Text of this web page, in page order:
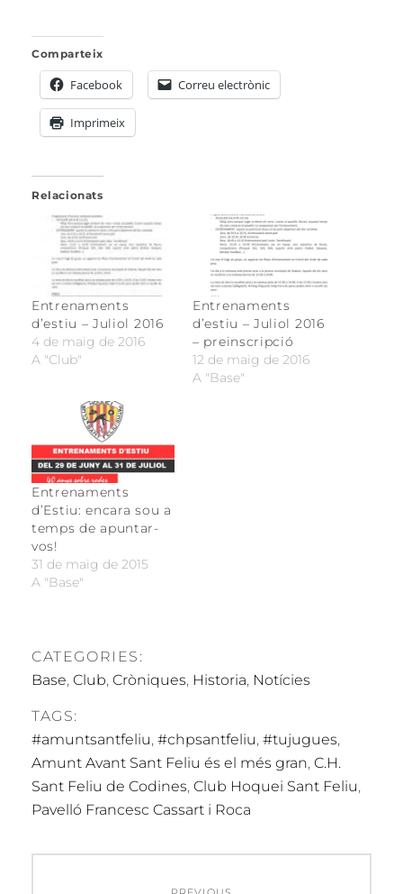
Comparteix
Facebook Correu electrònic
Imprimeix
Relacionats
Entrenaments
d’estiu – Juliol 2016
4 de maig de 2016
A "Club"
Entrenaments
d’estiu – Juliol 2016
– preinscripció
12 de maig de 2016
A "Base"
Entrenaments
d’Estiu: encara sou a
temps de apuntar-
vos!
31 de maig de 2015
A "Base"
CATEGORIES:
Base, Club, Cròniques, Historia, Notícies
TAGS:
#amuntsantfeliu, #chpsantfeliu, #tujugues,
Amunt Avant Sant Feliu és el més gran, C.H.
Sant Feliu de Codines, Club Hoquei Sant Feliu,
Pavelló Francesc Cassart i Roca